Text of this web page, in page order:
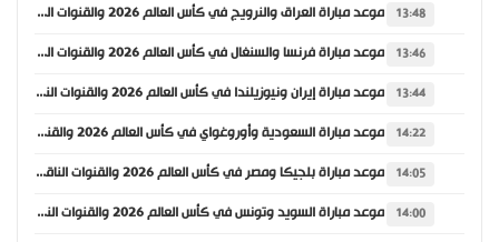
13:48 موعد مباراة العراق والنرويج في كأس العالم 2026 والقنوات الناقلة
13:46 موعد مباراة فرنسا والسنغال في كأس العالم 2026 والقنوات الناقلة
13:44 موعد مباراة إيران ونيوزيلندا في كأس العالم 2026 والقنوات الناقلة
14:22 موعد مباراة السعودية وأوروغواي في كأس العالم 2026 والقنوات الناقلة
14:05 موعد مباراة بلجيكا ومصر في كأس العالم 2026 والقنوات الناقلة
14:00 موعد مباراة السويد وتونس في كأس العالم 2026 والقنوات الناقلة